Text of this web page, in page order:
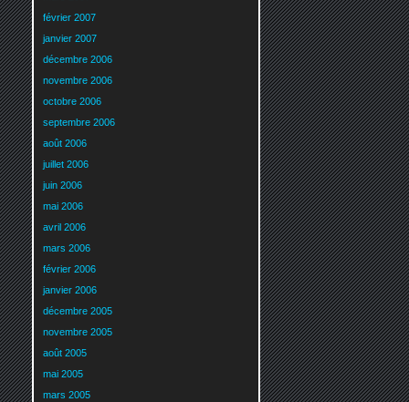
février 2007
janvier 2007
décembre 2006
novembre 2006
octobre 2006
septembre 2006
août 2006
juillet 2006
juin 2006
mai 2006
avril 2006
mars 2006
février 2006
janvier 2006
décembre 2005
novembre 2005
août 2005
mai 2005
mars 2005